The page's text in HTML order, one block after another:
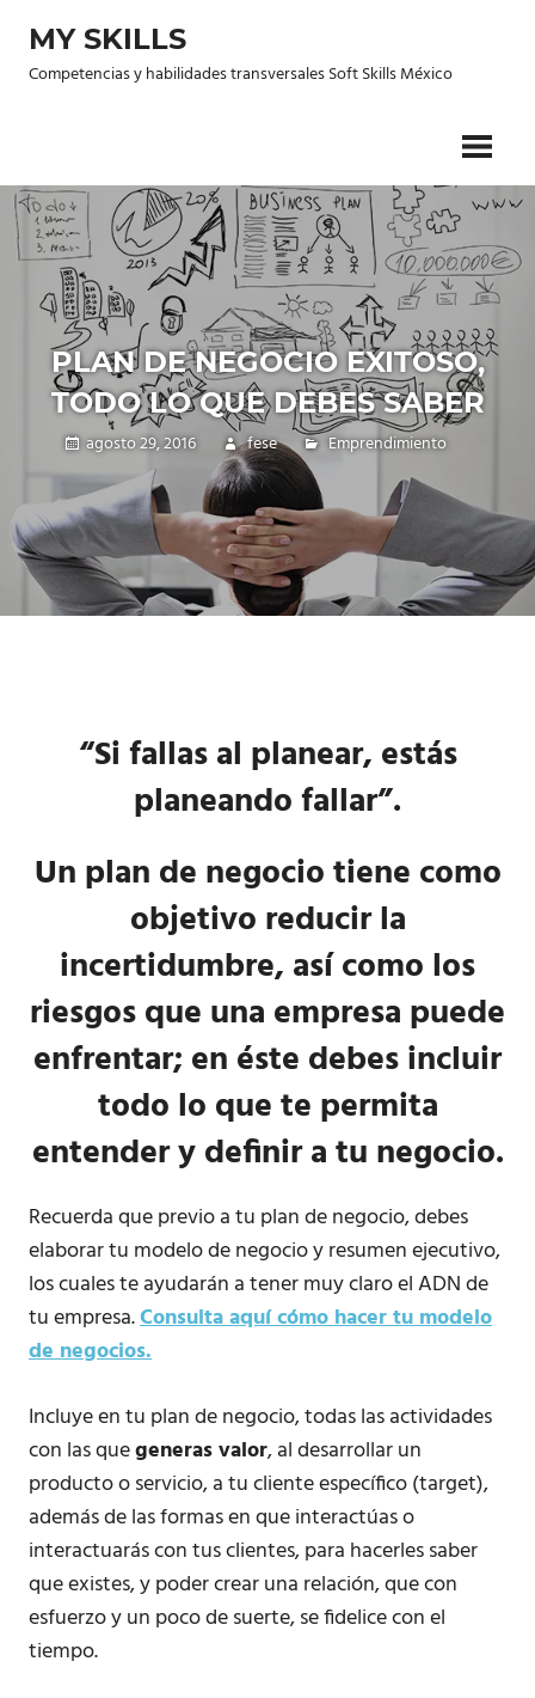
contenido
MY SKILLS
Competencias y habilidades transversales Soft Skills México
PLAN DE NEGOCIO EXITOSO,
TODO LO QUE DEBES SABER
agosto 29, 2016 fese Emprendimiento
“Si fallas al planear, estás
planeando fallar”.
Un plan de negocio tiene como
objetivo reducir la
incertidumbre, así como los
riesgos que una empresa puede
enfrentar; en éste debes incluir
todo lo que te permita
entender y definir a tu negocio.
Recuerda que previo a tu plan de negocio, debes
elaborar tu modelo de negocio y resumen ejecutivo,
los cuales te ayudarán a tener muy claro el ADN de
tu empresa.Consulta aquí cómo hacer tu modelo
de negocios.
Incluye en tu plan de negocio, todas las actividades
con las quegeneras valor, al desarrollar un
producto o servicio, a tu cliente específico (target),
además de las formas en que interactúas o
interactuarás con tus clientes, para hacerles saber
que existes, y poder crear una relación, que con
esfuerzo y un poco de suerte, se fidelice con el
tiempo.